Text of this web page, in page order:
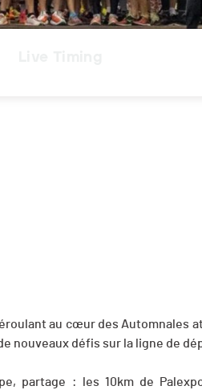
au cœur des Automnales
nouveaux défis sur la ligne de
partage : les 10km de